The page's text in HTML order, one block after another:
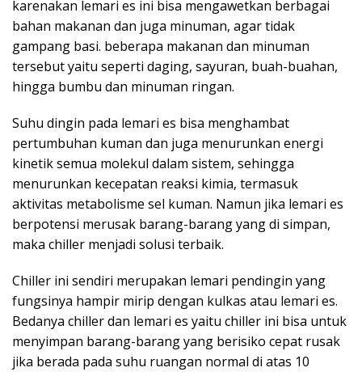
karenakan lemari es ini bisa mengawetkan berbagai
bahan makanan dan juga minuman, agar tidak
gampang basi. beberapa makanan dan minuman
tersebut yaitu seperti daging, sayuran, buah-buahan,
hingga bumbu dan minuman ringan.
Suhu dingin pada lemari es bisa menghambat
pertumbuhan kuman dan juga menurunkan energi
kinetik semua molekul dalam sistem, sehingga
menurunkan kecepatan reaksi kimia, termasuk
aktivitas metabolisme sel kuman. Namun jika lemari es
berpotensi merusak barang-barang yang di simpan,
maka chiller menjadi solusi terbaik.
Chiller ini sendiri merupakan lemari pendingin yang
fungsinya hampir mirip dengan kulkas atau lemari es.
Bedanya chiller dan lemari es yaitu chiller ini bisa untuk
menyimpan barang-barang yang berisiko cepat rusak
jika berada pada suhu ruangan normal di atas 10